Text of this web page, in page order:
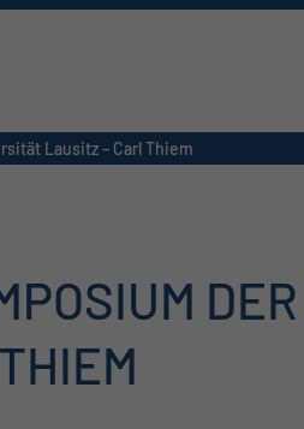
Lausitz – Carl Thiem